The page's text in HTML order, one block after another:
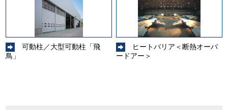
可動柱／大型可動柱「飛
鳥」
ヒートバリア＜断熱オーバ
ードアー＞